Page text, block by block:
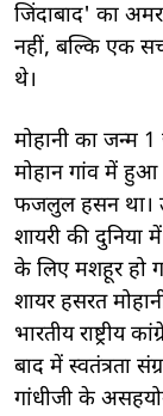
जिंदाबाद' का अमर
नहीं, बल्कि एक
थे।
मोहानी का जन्म
मोहान गांव में हुआ
फजलुल हसन था।
शायरी की दुनिया
के लिए मशहूर हो
शायर हसरत
भारतीय राष्ट्रीय
बाद में स्वतंत्रता
गांधीजी के